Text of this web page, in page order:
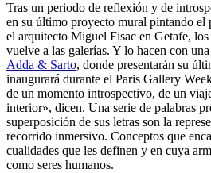
Tras un periodo de reflexión y de
en su último proyecto mural pintando
el arquitecto Miguel Fisac en Getafe,
vuelve a las galerías. Y lo hacen con
Adda & Sarto, donde presentarán su
inaugurará durante el Paris Gallery
de un momento introspectivo, de un
interior», dicen. Una serie de palabras
superposición de sus letras son la
recorrido inmersivo. Conceptos que
cualidades que les definen y en cuya
como seres humanos.